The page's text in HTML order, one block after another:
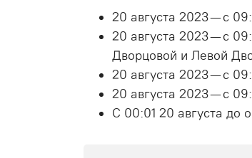
20 августа 2023 — с
20 августа 2023 — с
Дворцовой и Левой
20 августа 2023 — с
20 августа 2023 — с
С 00:01 20 августа до